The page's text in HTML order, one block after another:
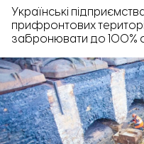
Українські
прифронтових
забронювати до 100%